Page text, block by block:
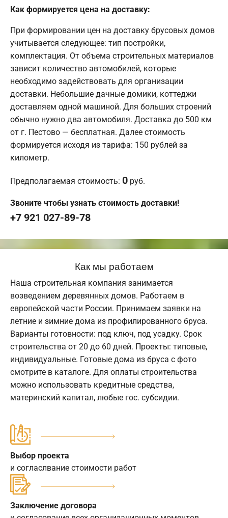
Как формируется цена на доставку:
При формировании цен на доставку брусовых домов
учитывается следующее: тип постройки,
комплектация. От объема строительных материалов
зависит количество автомобилей, которые
необходимо задействовать для организации
доставки. Небольшие дачные домики, коттеджи
доставляем одной машиной. Для больших строений
обычно нужно два автомобиля. Доставка до 500 км
от г. Пестово — бесплатная. Далее стоимость
формируется исходя из тарифа: 150 рублей за
километр.
Предполагаемая стоимость: 0 руб.
Звоните чтобы узнать стоимость доставки!
+7 921 027-89-78
Как мы работаем
Наша строительная компания занимается
возведением деревянных домов. Работаем в
европейской части России. Принимаем заявки на
летние и зимние дома из профилированного бруса.
Варианты готовности: под ключ, под усадку. Срок
строительства от 20 до 60 дней. Проекты: типовые,
индивидуальные. Готовые дома из бруса с фото
смотрите в каталоге. Для оплаты строительства
можно использовать кредитные средства,
материнский капитал, любые гос. субсидии.
Выбор проекта
и согласлвание стоимости работ
Заключение договора